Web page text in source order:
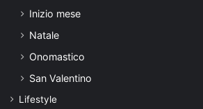
Inizio mese
Natale
Onomastico
San Valentino
Lifestyle